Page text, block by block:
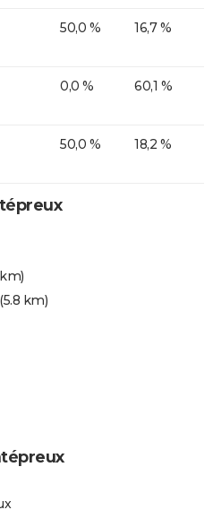
50,0 % 16,7 %
0,0 % 60,1 %
50,0 % 18,2 %
(5.8 km)